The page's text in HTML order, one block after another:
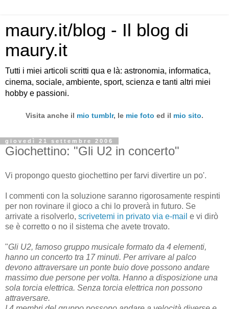
maury.it/blog - Il blog di
maury.it
Tutti i miei articoli scritti qua e là: astronomia, informatica,
cinema, sociale, ambiente, sport, scienza e tanti altri miei
hobby e passioni.
Visita anche il mio tumblr, le mie foto ed il mio sito.
giovedì 21 settembre 2006
Giochettino: "Gli U2 in concerto"
Vi propongo questo giochettino per farvi divertire un po'.
I commenti con la soluzione saranno rigorosamente respinti
per non rovinare il gioco a chi lo proverà in futuro. Se
arrivate a risolverlo, scrivetemi in privato via e-mail e vi dirò
se è corretto o no il sistema che avete trovato.
"Gli U2, famoso gruppo musicale formato da 4 elementi,
hanno un concerto tra 17 minuti. Per arrivare al palco
devono attraversare un ponte buio dove possono andare
massimo due persone per volta. Hanno a disposizione una
sola torcia elettrica. Senza torcia elettrica non possono
attraversare.